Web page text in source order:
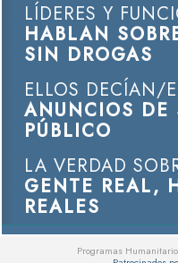
LÍDERES Y
HABLAN
SIN DROGAS
ELLOS DECÍAN/
ANUNCIOS DE
PÚBLICO
LA VERDAD
GENTE REAL,
REALES
Programas